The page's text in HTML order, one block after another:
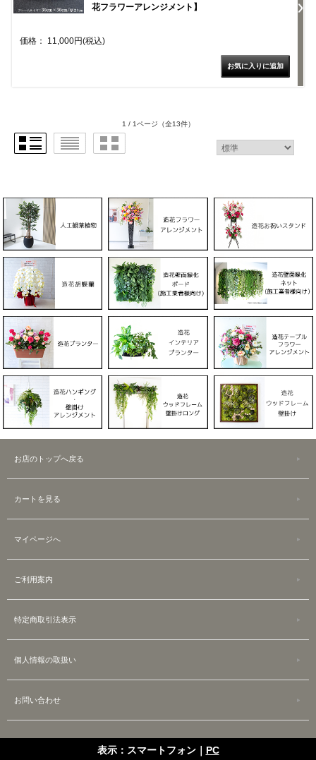
花フラワーアレンジメント】
価格： 11,000円(税込)
1 / 1ページ （全13件）
お店のトップへ戻る
カートを見る
マイページへ
ご利用案内
特定商取引法表示
個人情報の取扱い
お問い合わせ
表示：スマートフォン｜ PC